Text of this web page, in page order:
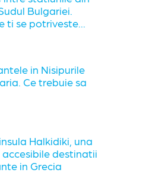
Bulgariei.
ti se potriveste...
in Nisipurile
Ce trebuie sa
Halkidiki, una
accesibile destinatii
in Grecia